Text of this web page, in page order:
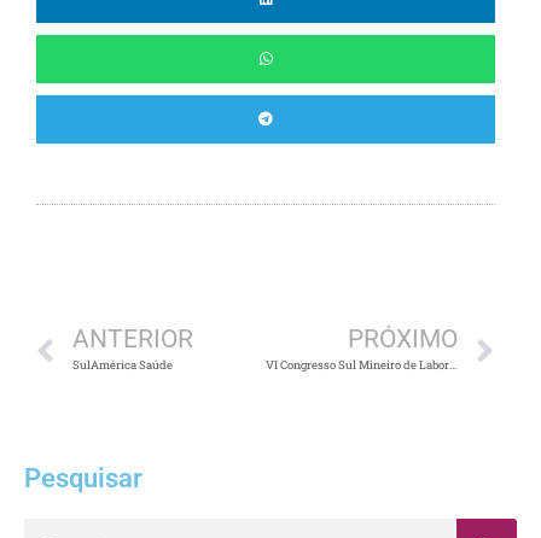
ANTERIOR
SulAmérica Saúde
PRÓXIMO
VI Congresso Sul Mineiro de Laboratórios Clínicos
Pesquisar